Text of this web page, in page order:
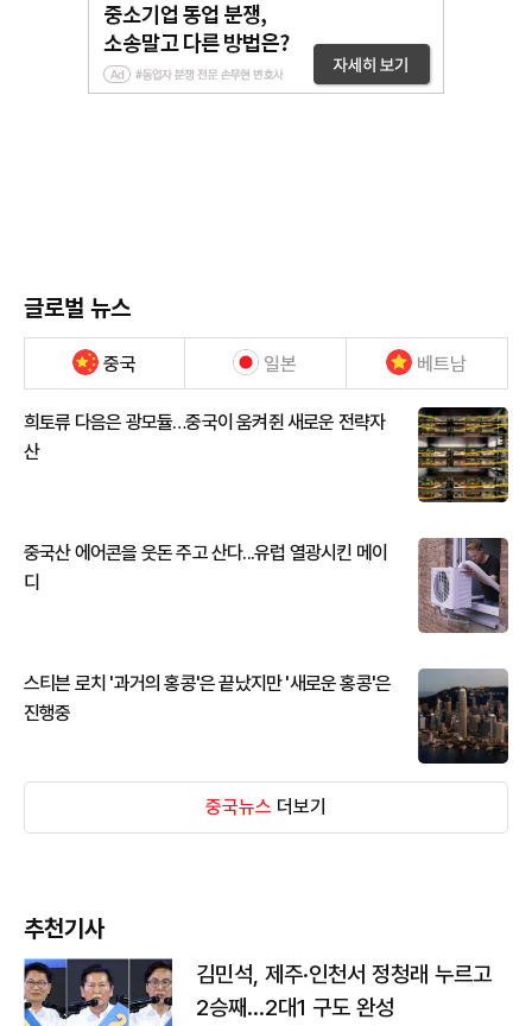
글로벌 뉴스
중국 일본 베트남
희토류 다음은 광모듈…중국이 움켜쥔 새로운 전략자
산
중국산 에어콘을 웃돈 주고 산다...유럽 열광시킨 메이
디
스티븐 로치 '과거의 홍콩'은 끝났지만 '새로운 홍콩'은
진행중
중국뉴스 더보기
추천기사
김민석, 제주·인천서 정청래 누르고
2승째…2대1 구도 완성